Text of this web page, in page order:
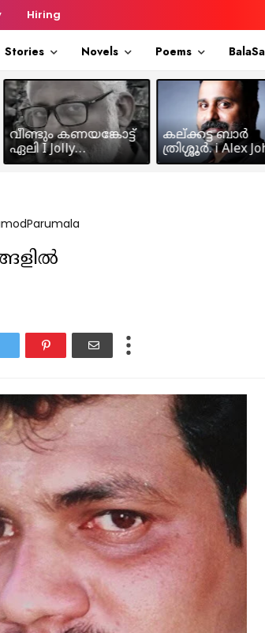
Hiring
Stories Novels Poems
വീണ്ടും കണയങ്കോട്ട്
ഏലി I Jolly
Chakramakkil
കല്ക്കട്ട ബാർ
ത്രിശ്ശൂർ. i Alex